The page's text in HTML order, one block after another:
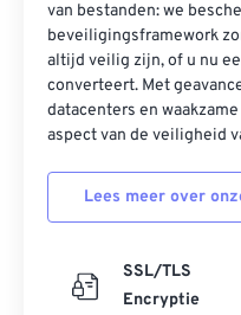
van bestanden: we
beveiligingsframework
altijd veilig zijn, of u nu
converteert. Met
datacenters en
aspect van de veiligheid
Lees meer over
SSL/TLS
Encryptie